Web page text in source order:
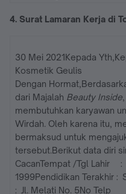
4. Surat Lamaran Kerja di
30 Mei 2021Kepada
Kosmetik Geulis
Dengan
dari Majalah Beauty Inside
membutuhkan karyawan
Wirdah. Oleh karena itu,
bermaksud untuk
tersebut.Berikut data
CacanTempat /Tgl Lahir :
1999Pendidikan
: Jl. Melati No. 5No